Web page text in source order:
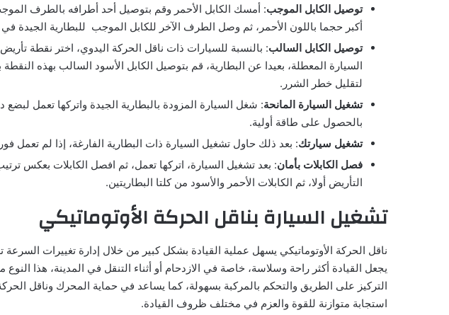
توصيل الكابل الموجب: أمسك الكابل الأحمر وقم بتوصيل أحد أطرافه بالطرف الموجب
أكبر حجما باللون الأحمر، ثم وصل الطرف الآخر للكابل الموجب للبطارية الجيدة في
توصيل الكابل السالب: بالنسبة للسيارات ذات ناقل الحركة اليدوي، اختر نقطة
السيارة المعطلة، بعيدا عن البطارية، قم بتوصيل الكابل الأسود السالب بهذه
لتقليل خطر الشرر.
تشغيل السيارة المانحة: شغل السيارة المزودة بالبطارية الجيدة واتركها تعمل
بالحصول على طاقة أولية.
تشغيل سيارتك: بعد ذلك حاول تشغيل السيارة ذات البطارية الفارغة، إذا لم تعمل
فصل الكابلات بأمان: بعد تشغيل السيارة، اتركها تعمل، ثم افصل الكابلات بعكس
التأريض أولا، ثم الكابلات الأحمر والأسود من كلتا البطاريتين.
تشغيل السيارة بناقل الحركة الأوتوماتيكي
ناقل الحركة الأوتوماتيكي يسهل عملية القيادة بشكل كبير من خلال إدارة تغييرات السرعة
يجعل القيادة أكثر راحة وسلاسة، خاصة في الازدحام أو أثناء التنقل في المدينة، هذا
التركيز على الطريق والتحكم بالمركبة بسهولة، كما يساعد في حماية المحرك وناقل
استجابة متوازنة للقوة والعزم في مختلف ظروف القيادة.